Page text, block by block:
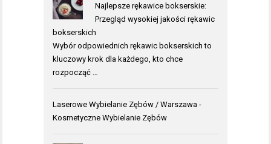
Najlepsze rękawice bokserskie:
Przegląd wysokiej jakości rękawic
bokserskich
Wybór odpowiednich rękawic bokserskich to
kluczowy krok dla każdego, kto chce
rozpocząć …
Laserowe Wybielanie Zębów / Warszawa -
Kosmetyczne Wybielanie Zębów